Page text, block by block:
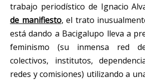
trabajo periodístico de Ignacio
de manifiesto, el trato
está dando a Bacigalupo lleva a
feminismo (su inmensa red
colectivos, institutos,
redes y comisiones) utilizando a